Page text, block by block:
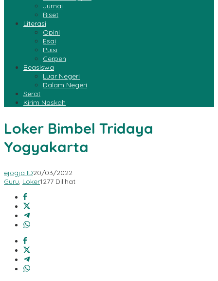
Jurnai
Riset
Literasi
Opini
Esai
Puisi
Cerpen
Beasiswa
Luar Negeri
Dalam Negeri
Serat
Kirim Naskah
Loker Bimbel Tridaya
Yogyakarta
ejogja ID20/03/2022
Guru, Loker1277 Dilihat